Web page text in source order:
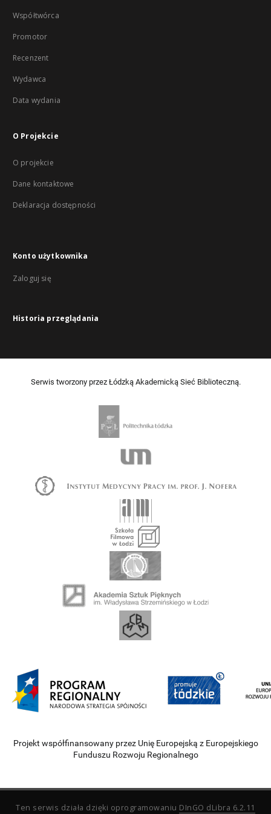
Współtwórca
Promotor
Recenzent
Wydawca
Data wydania
O Projekcie
O projekcie
Dane kontaktowe
Deklaracja dostępności
Konto użytkownika
Zaloguj się
Historia przeglądania
Serwis tworzony przez Łódzką Akademicką Sieć Biblioteczną.
Projekt współfinansowany przez Unię Europejską z Europejskiego
Funduszu Rozwoju Regionalnego
Ten serwis działa dzięki oprogramowaniu DInGO dLibra 6.2.11